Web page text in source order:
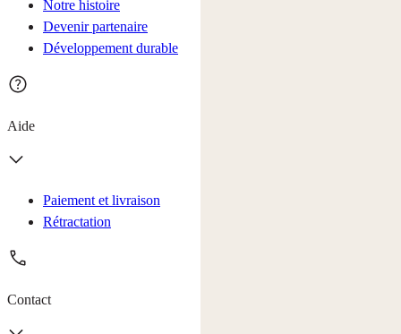
Notre histoire
Devenir partenaire
Développement durable
Aide
Paiement et livraison
Rétractation
Contact